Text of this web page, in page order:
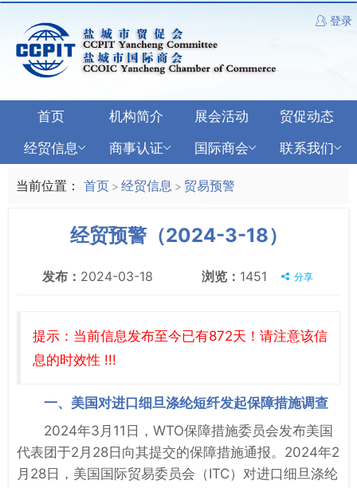
登录
首页 机构简介 展会活动
贸促动态
经贸信息
商事认证 国际商会 联系我们
当前位置： 首页 > 经贸信息 > 贸易预警
经贸预警（2024-3-18）
发布： 2024-03-18 浏览： 1451 分享
提示：当前信息发布至今已有872天！请注意该信
息的时效性 !!!
一、美国对进口细旦涤纶短纤发起保障措施调查
2024年3月11日，WTO保障措施委员会发布美国
代表团于2月28日向其提交的保障措施通报。2024年2
月28日，美国国际贸易委员会（ITC）对进口细旦涤纶